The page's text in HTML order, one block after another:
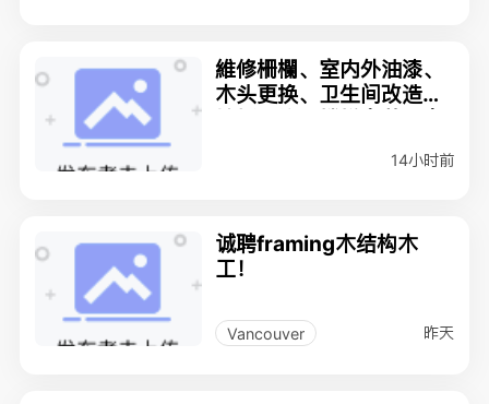
維修柵欄、室内外油漆、
木头更换、卫生间改造、
14小时前
诚聘framing木结构木
工！
Vancouver 昨天